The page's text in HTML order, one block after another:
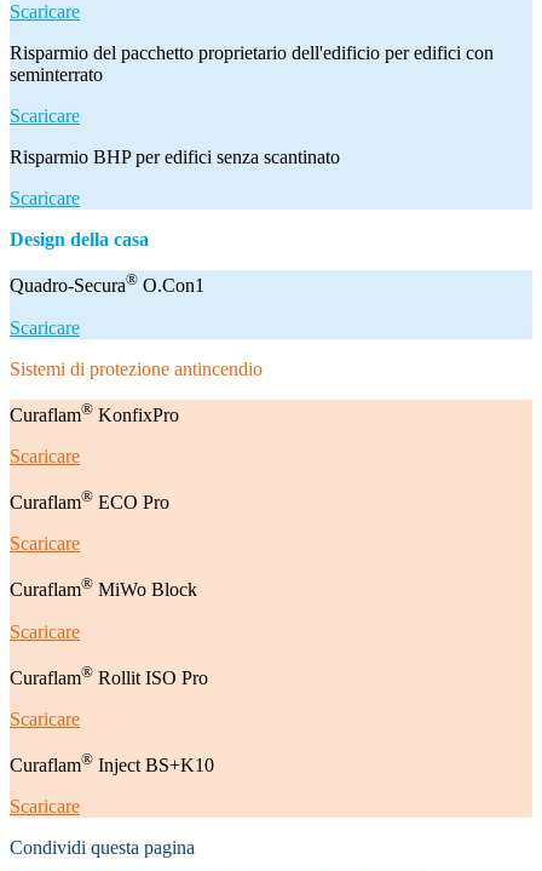
Scaricare
Risparmio del pacchetto proprietario dell'edificio per edifici con
seminterrato
Scaricare
Risparmio BHP per edifici senza scantinato
Scaricare
Design della casa
Quadro-Secura® O.Con1
Scaricare
Sistemi di protezione antincendio
Curaflam® KonfixPro
Scaricare
Curaflam® ECO Pro
Scaricare
Curaflam® MiWo Block
Scaricare
Curaflam® Rollit ISO Pro
Scaricare
Curaflam® Inject BS+K10
Scaricare
Condividi questa pagina